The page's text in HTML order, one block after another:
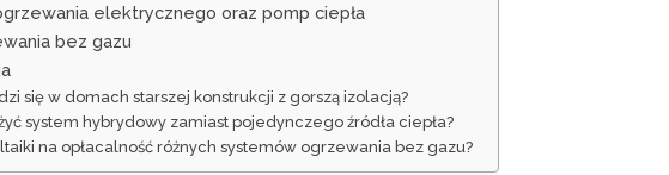
elektrycznego oraz pomp ciepła
bez gazu
się w domach starszej konstrukcji z gorszą izolacją?
system hybrydowy zamiast pojedynczego źródła ciepła?
na opłacalność różnych systemów ogrzewania bez gazu?